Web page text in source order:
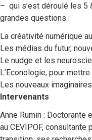
– qui s’est déroulé les 5
grandes questions :
La créativité numérique
Les médias du futur,
Le nudge et les
L’Econologie, pour
Les nouveaux
Intervenants
Anne Rumin :
au CEVIPOF,